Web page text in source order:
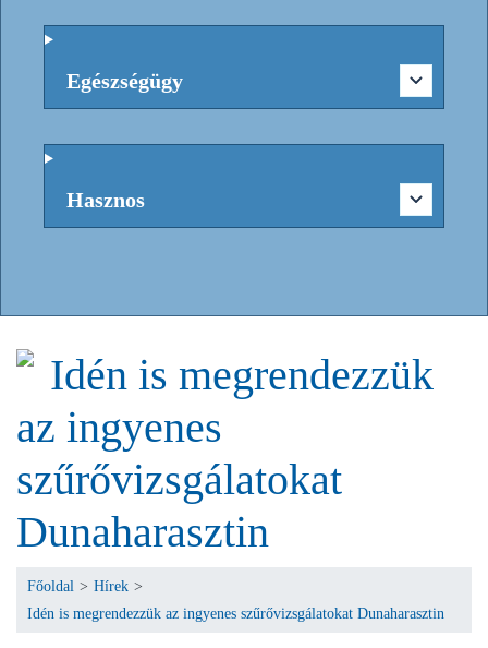
Egészségügy
Hasznos
Idén is megrendezzük
az ingyenes
szűrővizsgálatokat
Dunaharasztin
Főoldal > Hírek >
Idén is megrendezzük az ingyenes szűrővizsgálatokat Dunaharasztin